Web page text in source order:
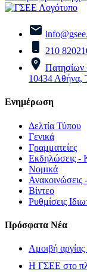
210
Πατησίων
10434
Ενημέρωση
Δελτία Τύπου
Γενικά
Γραμματείες
Εκδηλώσεις -
Νομικά
Ανακοινώσεις
Βίντεο
Ρυθμίσεις
Πρόσφατα Νέα
Αμοιβή
H ΓΣΕΕ στο